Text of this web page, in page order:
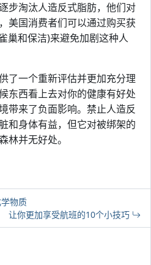
步淘汰人造反式脂肪，他们对
美国消费者们可以通过购买获
巢和保洁)来避免加剧这种人
了一个重新评估并更加充分理
东西看上去对你的健康有好处
带来了负面影响。禁止人造反
和身体有益，但它对被绑架的
林并无好处。
物质
让你更加享受航班的10个小技巧